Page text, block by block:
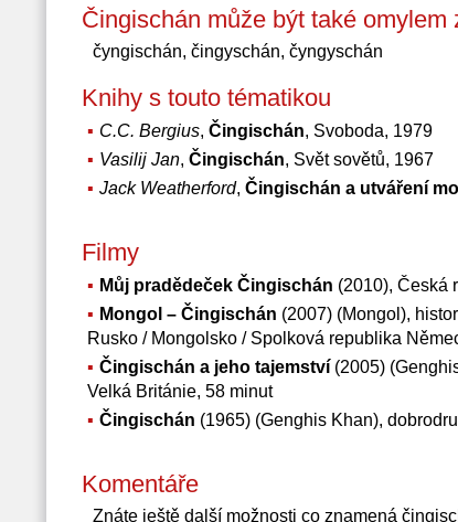
Čingischán může být také omylem
čyngischán, čingyschán, čyngyschán
Knihy s touto tématikou
C.C. Bergius, Čingischán, Svoboda, 1979
Vasilij Jan, Čingischán, Svět sovětů, 1967
Jack Weatherford, Čingischán a utváření
Filmy
Můj pradědeček Čingischán (2010), Česká
Mongol – Čingischán (2007) (Mongol),
Rusko / Mongolsko / Spolková republika
Čingischán a jeho tajemství(2005)
Velká Británie, 58 minut
Čingischán (1965) (Genghis Khan),
Komentáře
Znáte ještě další možnosti co znamená